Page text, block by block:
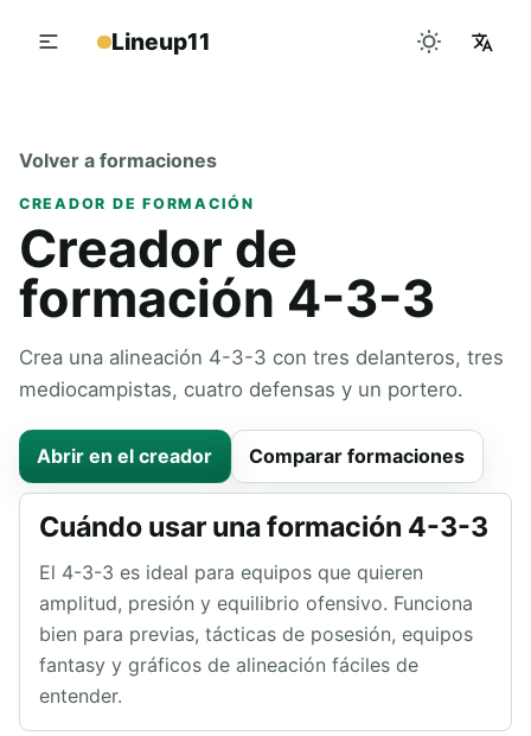
Lineup11
Volver a formaciones
CREADOR DE FORMACIÓN
Creador de
formación 4-3-3
Crea una alineación 4-3-3 con tres delanteros, tres
mediocampistas, cuatro defensas y un portero.
Abrir en el creador Comparar formaciones
Cuándo usar una formación 4-3-3
El 4-3-3 es ideal para equipos que quieren
amplitud, presión y equilibrio ofensivo. Funciona
bien para previas, tácticas de posesión, equipos
fantasy y gráficos de alineación fáciles de
entender.